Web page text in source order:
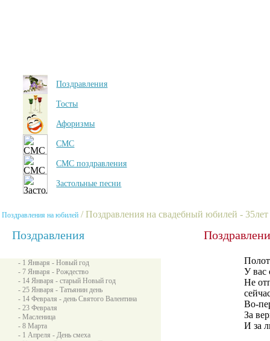
Поздравления
Тосты
Афоризмы
СМС
СМС поздравления
Застольные песни
Поздравления на юбилей / Поздравления на свадебный юбилей - 35лет
Поздравления
- 1 Января - Новый год
- 7 Января - Рождество
- 14 Января - старый Новый год
- 25 Января - Татьянин день
- 14 Февраля - день Святого Валентина
- 23 Февраля
- Масленица
- 8 Марта
- 1 Апреля - День смеха
У вас
Не
Во-
За
И за